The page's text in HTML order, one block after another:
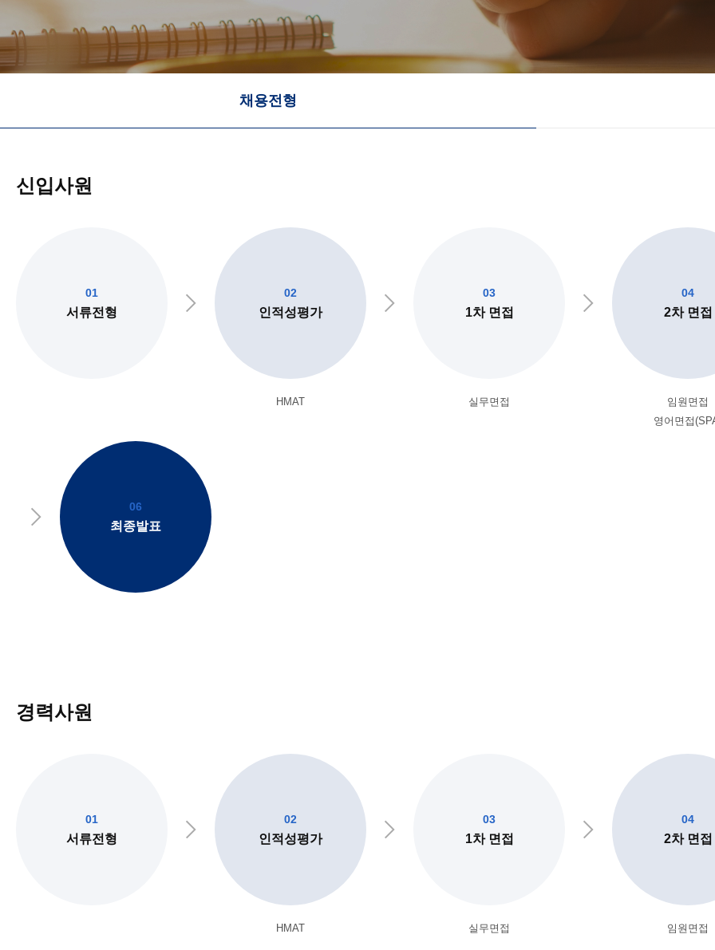
채용전형
신입사원
01
서류전형
02
인적성평가
HMAT
03
1차 면접
실무면접
04
2차 면접
임원면접
영어면접
06
최종발표
경력사원
01
서류전형
02
인적성평가
HMAT
03
1차 면접
실무면접
04
2차 면접
임원면접